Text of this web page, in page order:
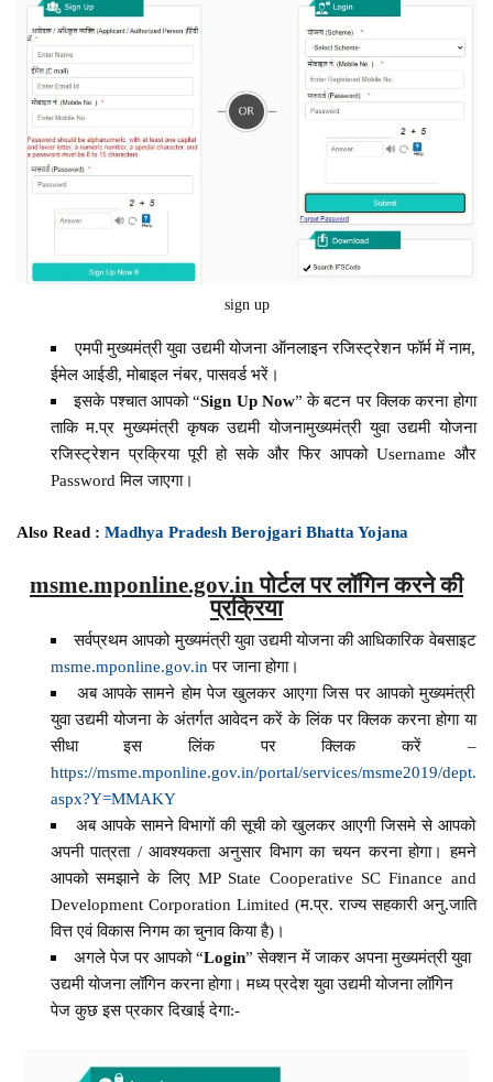
sign up
एमपी मुख्यमंत्री युवा उद्यमी योजना ऑनलाइन रजिस्ट्रेशन फॉर्म में नाम,
ईमेल आईडी, मोबाइल नंबर, पासवर्ड भरें।
इसके पश्चात आपको “Sign Up Now” के बटन पर क्लिक करना होगा
ताकि म.प्र मुख्यमंत्री कृषक उद्यमी योजनामुख्यमंत्री युवा उद्यमी योजना
रजिस्ट्रेशन प्रक्रिया पूरी हो सके और फिर आपको Username और
Password मिल जाएगा।
Also Read :Madhya Pradesh Berojgari Bhatta Yojana
msme.mponline.gov.in पोर्टल पर लॉगिन करने की
प्रक्रिया
सर्वप्रथम आपको मुख्यमंत्री युवा उद्यमी योजना की आधिकारिक वेबसाइट
msme.mponline.gov.in पर जाना होगा।
अब आपके सामने होम पेज खुलकर आएगा जिस पर आपको मुख्यमंत्री
युवा उद्यमी योजना के अंतर्गत आवेदन करें के लिंक पर क्लिक करना होगा या
सीधा इस लिंक पर क्लिक करें –
https://msme.mponline.gov.in/portal/services/msme2019/dept.
aspx?Y=MMAKY
अब आपके सामने विभागों की सूची को खुलकर आएगी जिसमे से आपको
अपनी पात्रता / आवश्यकता अनुसार विभाग का चयन करना होगा। हमने
आपको समझाने के लिए MP State Cooperative SC Finance and
Development Corporation Limited (म.प्र. राज्य सहकारी अनु.जाति
वित्त एवं विकास निगम का चुनाव किया है)।
अगले पेज पर आपको “Login” सेक्शन में जाकर अपना मुख्यमंत्री युवा
उद्यमी योजना लॉगिन करना होगा। मध्य प्रदेश युवा उद्यमी योजना लॉगिन
पेज कुछ इस प्रकार दिखाई देगा:-